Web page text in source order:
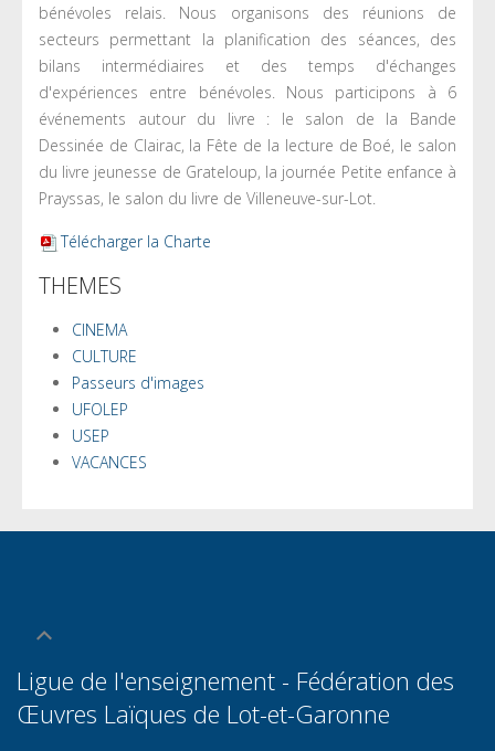
bénévoles relais. Nous organisons des réunions de
secteurs permettant la planification des séances, des
bilans intermédiaires et des temps d'échanges
d'expériences entre bénévoles. Nous participons à 6
événements autour du livre : le salon de la Bande
Dessinée de Clairac, la Fête de la lecture de Boé, le salon
du livre jeunesse de Grateloup, la journée Petite enfance à
Prayssas, le salon du livre de Villeneuve-sur-Lot.
Télécharger la Charte
THEMES
CINEMA
CULTURE
Passeurs d'images
UFOLEP
USEP
VACANCES
Ligue de l'enseignement - Fédération des
Œuvres Laïques de Lot-et-Garonne